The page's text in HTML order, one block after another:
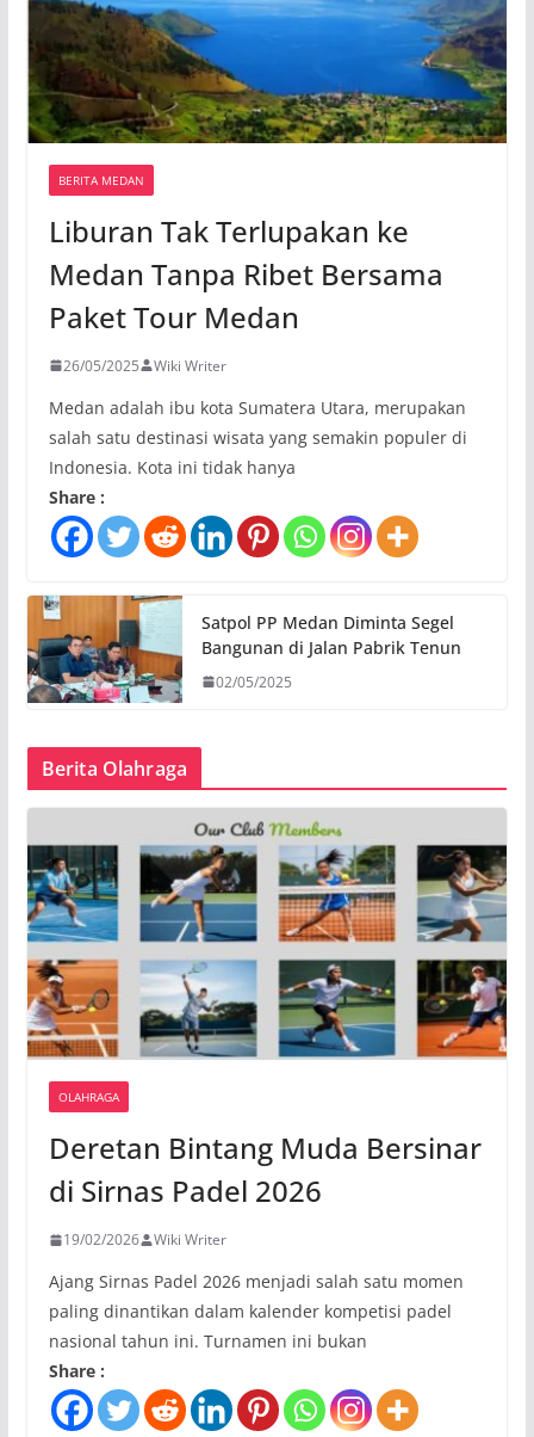
BERITA MEDAN
Liburan Tak Terlupakan ke
Medan Tanpa Ribet Bersama
Paket Tour Medan
26/05/2025 Wiki Writer
Medan adalah ibu kota Sumatera Utara, merupakan
salah satu destinasi wisata yang semakin populer di
Indonesia. Kota ini tidak hanya
Share :
Satpol PP Medan Diminta Segel
Bangunan di Jalan Pabrik Tenun
02/05/2025
Berita Olahraga
OLAHRAGA
Deretan Bintang Muda Bersinar
di Sirnas Padel 2026
19/02/2026 Wiki Writer
Ajang Sirnas Padel 2026 menjadi salah satu momen
paling dinantikan dalam kalender kompetisi padel
nasional tahun ini. Turnamen ini bukan
Share :